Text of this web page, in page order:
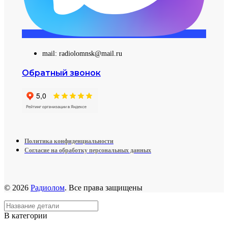
mail: radiolomnsk@mail.ru
Обратный звонок
Политика конфиденциальности
Согласие на обработку персональных данных
© 2026 Радиолом. Все права защищены
В категории